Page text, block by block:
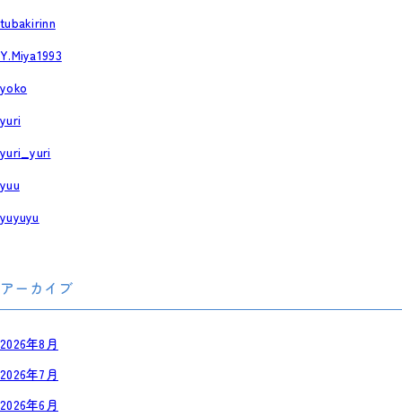
tubakirinn
Y.Miya1993
yoko
yuri
yuri_yuri
yuu
yuyuyu
アーカイブ
2026年8月
2026年7月
2026年6月